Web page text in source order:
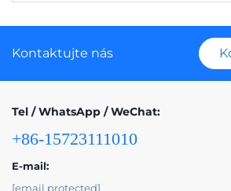
Kontaktujte nás
Tel / WhatsApp / WeChat:
+86-15723111010
E-mail:
[email protected]